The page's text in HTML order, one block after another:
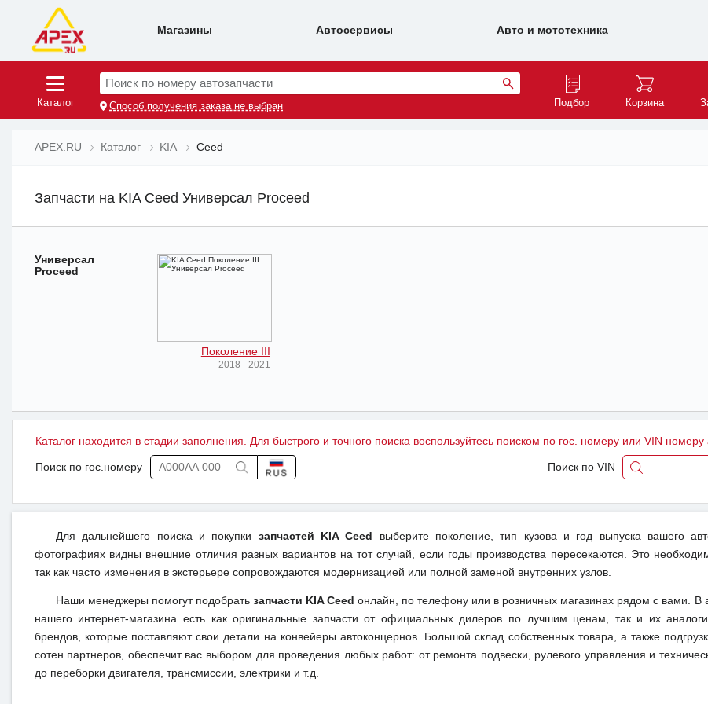
Магазины Автосервисы Авто и мототехника
Каталог
Поиск по номеру автозапчасти
Способ получения заказа не выбран Подбор Корзина
APEX.RU Каталог KIA Ceed
Запчасти на KIA Ceed Универсал Proceed
Универсал
Proceed
Поколение III
2018 - 2021
Каталог находится в стадии заполнения. Для быстрого и точного поиска воспользуйтесь поиском по гос. номеру или VIN
Поиск по гос.номеру Поиск по VIN
Для дальнейшего поиска и покупки запчастей KIA Ceed выберите поколение, тип кузова и год выпуска вашего
фотографиях видны внешние отличия разных вариантов на тот случай, если годы производства пересекаются. Это
так как часто изменения в экстерьере сопровождаются модернизацией или полной заменой внутренних узлов.
Наши менеджеры помогут подобратьзапчасти KIA Ceed онлайн, по телефону или в розничных магазинах рядом с вами. В
нашего интернет-магазина есть как оригинальные запчасти от официальных дилеров по лучшим ценам, так и их
брендов, которые поставляют свои детали на конвейеры автоконцернов. Большой склад собственных товара, а также
сотен партнеров, обеспечит вас выбором для проведения любых работ: от ремонта подвески, рулевого управления и
до переборки двигателя, трансмиссии, электрики и т.д.